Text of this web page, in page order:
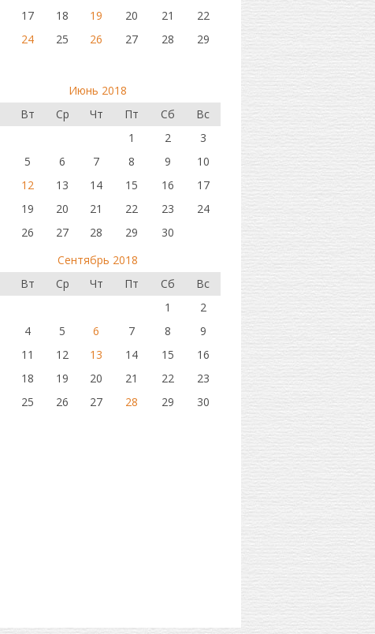
17 18 19 20 21
22
24 25 26 27 28
29
Июнь 2018
Вт Ср Чт Пт Сб
Вс
1
2
3
5 6 7 8 9
10
12 13 14 15 16
17
19 20 21 22 23
24
26 27 28 29
30
Сентябрь 2018
Вт Ср Чт Пт Сб
Вс
1
2
4 5 6 7 8
9
11 12 13 14 15
16
18 19 20 21 22
23
25 26 27 28 29 30